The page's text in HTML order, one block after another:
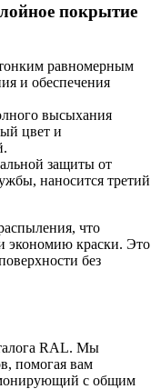
покрытие
равномерным
и обеспечения
высыхания
цвет и
защиты от
наносится третий
что
экономию краски. Это
без
RAL. Мы
помогая вам
с общим